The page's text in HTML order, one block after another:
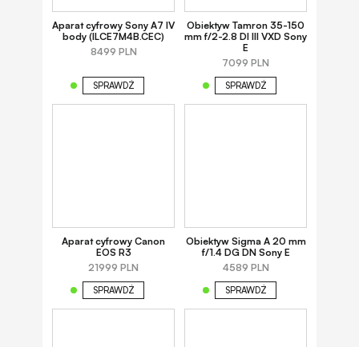
Aparat cyfrowy Sony A7 IV
body (ILCE7M4B.CEC)
8499 PLN
SPRAWDŹ
Obiektyw Tamron 35-150
mm f/2-2.8 DI III VXD Sony
E
7099 PLN
SPRAWDŹ
Aparat cyfrowy Canon
EOS R3
21999 PLN
SPRAWDŹ
Obiektyw Sigma A 20 mm
f/1.4 DG DN Sony E
4589 PLN
SPRAWDŹ